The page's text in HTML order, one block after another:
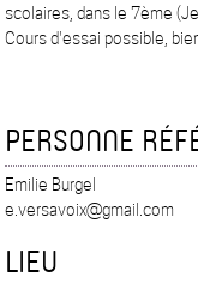
scolaires, dans le 7ème
Cours d'essai possible,
PERSONNE
Emilie Burgel
e.versavoix@gmail.com
LIEU